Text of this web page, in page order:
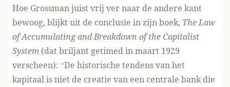
Hoe Grossman juist vrij ver naar de andere kant
bewoog, blijkt uit de conclusie in zijn boek, The Law
of Accumulating and Breakdown of the Capitalist
System (dat briljant getimed in maart 1929
verscheen): “De historische tendens van het
kapitaal is niet de creatie van een centrale bank die